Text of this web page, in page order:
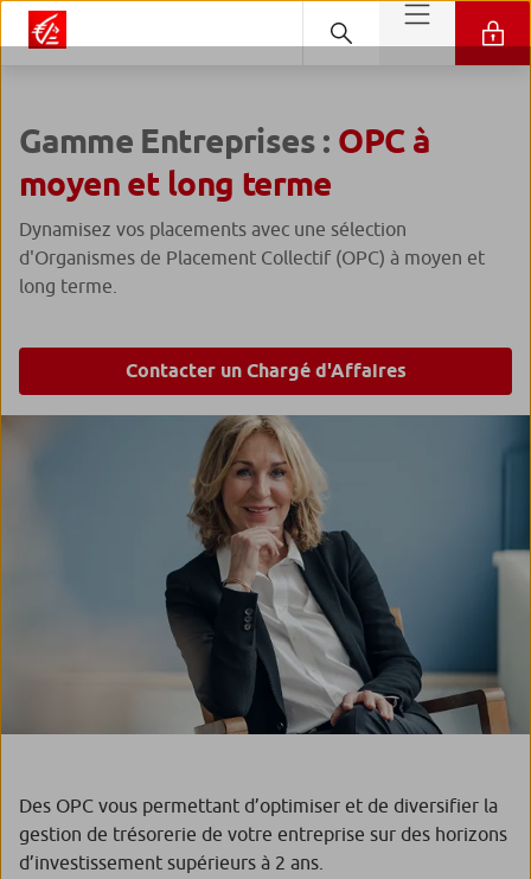
Gamme Entreprises : OPC à
moyen et long terme
Dynamisez vos placements avec une sélection
d'Organismes de Placement Collectif (OPC) à moyen et
long terme.
Contacter un Chargé d'Affaires
Des OPC vous permettant d’optimiser et de diversifier la
gestion de trésorerie de votre entreprise sur des horizons
d’investissement supérieurs à 2 ans.